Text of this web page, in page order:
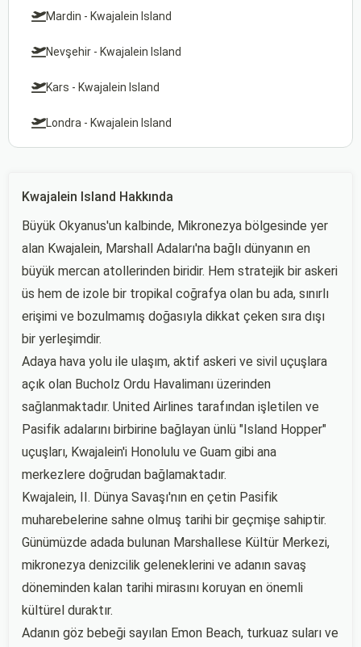
Mardin - Kwajalein Island
Nevşehir - Kwajalein Island
Kars - Kwajalein Island
Londra - Kwajalein Island
Kwajalein Island Hakkında
Büyük Okyanus'un kalbinde, Mikronezya bölgesinde yer
alan Kwajalein, Marshall Adaları'na bağlı dünyanın en
büyük mercan atollerinden biridir. Hem stratejik bir askeri
üs hem de izole bir tropikal coğrafya olan bu ada, sınırlı
erişimi ve bozulmamış doğasıyla dikkat çeken sıra dışı
bir yerleşimdir.
Adaya hava yolu ile ulaşım, aktif askeri ve sivil uçuşlara
açık olan Bucholz Ordu Havalimanı üzerinden
sağlanmaktadır. United Airlines tarafından işletilen ve
Pasifik adalarını birbirine bağlayan ünlü "Island Hopper"
uçuşları, Kwajalein'i Honolulu ve Guam gibi ana
merkezlere doğrudan bağlamaktadır.
Kwajalein, II. Dünya Savaşı'nın en çetin Pasifik
muharebelerine sahne olmuş tarihi bir geçmişe sahiptir.
Günümüzde adada bulunan Marshallese Kültür Merkezi,
mikronezya denizcilik geleneklerini ve adanın savaş
döneminden kalan tarihi mirasını koruyan en önemli
kültürel duraktır.
Adanın göz bebeği sayılan Emon Beach, turkuaz suları ve